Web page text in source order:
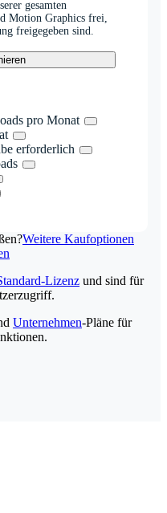
gesamten
Motion Graphics frei,
freigegeben sind.
pro Monat
erforderlich
Weitere Kaufoptionen
Lizenz und sind für
Unternehmen-Pläne für